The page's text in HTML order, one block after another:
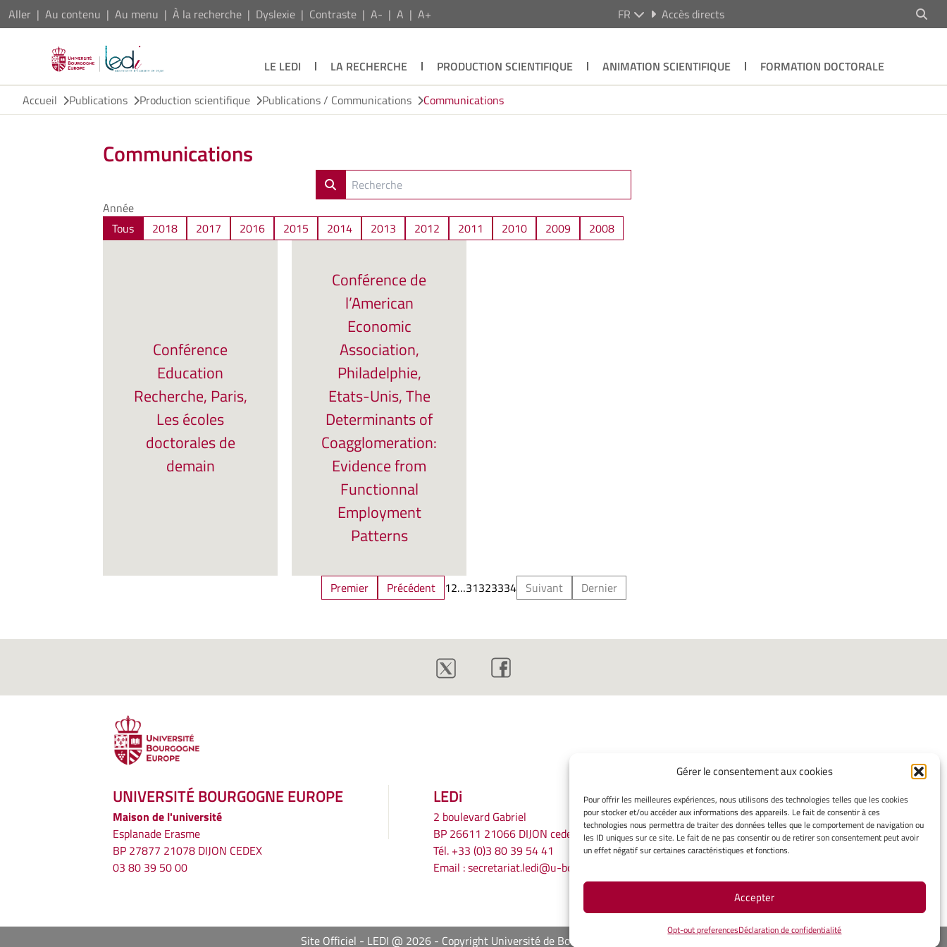
Gérer le consentement aux cookies
Pour offrir les meilleures expériences, nous utilisons des technologies telles que les cookies
pour stocker et/ou accéder aux informations des appareils. Le fait de consentir à ces
technologies nous permettra de traiter des données telles que le comportement de navigation ou
les ID uniques sur ce site. Le fait de ne pas consentir ou de retirer son consentement peut avoir
un effet négatif sur certaines caractéristiques et fonctions.
Accepter
Opt-out preferencesDéclaration de confidentialité
Aller Au contenu Au menu À la recherche Dyslexie Contraste A- A A+ FR Accès directs
LE LEDI LA RECHERCHE PRODUCTION SCIENTIFIQUE ANIMATION SCIENTIFIQUE
FORMATION DOCTORALE
Accueil
Publications Production scientifique Publications / Communications Communications
Communications
Année
Tous
2018 2017 2016 2015 2014 2013 2012 2011 2010 2009 2008
Conférence
Education
Recherche, Paris,
Les écoles
doctorales de
demain
Conférence de
l’American
Economic
Association,
Philadelphie,
Etats-Unis, The
Determinants of
Coagglomeration:
Evidence from
Functionnal
Employment
Patterns
Premier Précédent 12…31323334 Suivant Dernier
UNIVERSITÉ BOURGOGNE EUROPE
Maison de l'université
Esplanade Erasme
BP 27877 21078 DIJON CEDEX
03 80 39 50 00
LEDi
2 boulevard Gabriel
BP 26611 21066 DIJON cedex
Tél. +33 (0)3 80 39 54 41
Email :secretariat.ledi@u-bourgogne.fr
INFORMATIONS LÉGALES
Mentions légales
Gérer mes cookies
Politique de cookies
Avertissement
Site Officiel - LEDI @ 2026 Copyright Université de Bourgogne Europe